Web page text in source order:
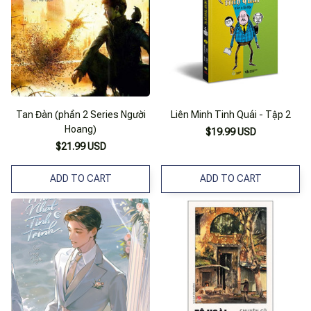
Tan Đàn (phần 2 Series Người
Hoang)
$21.99 USD
ADD TO CART
Liên Minh Tinh Quái - Tập 2
$19.99 USD
ADD TO CART